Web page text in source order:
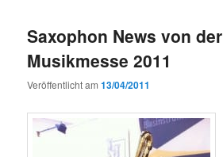
Saxophon News von der
Musikmesse 2011
Veröffentlicht am13/04/2011